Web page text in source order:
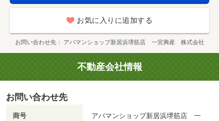
お気に入りに追加する
お問い合わせ先 アパマンショップ新居浜堺筋店 一宮興産 株式会社
不動産会社情報
お問い合わせ先
商号
アパマンショップ新居浜堺筋店 一